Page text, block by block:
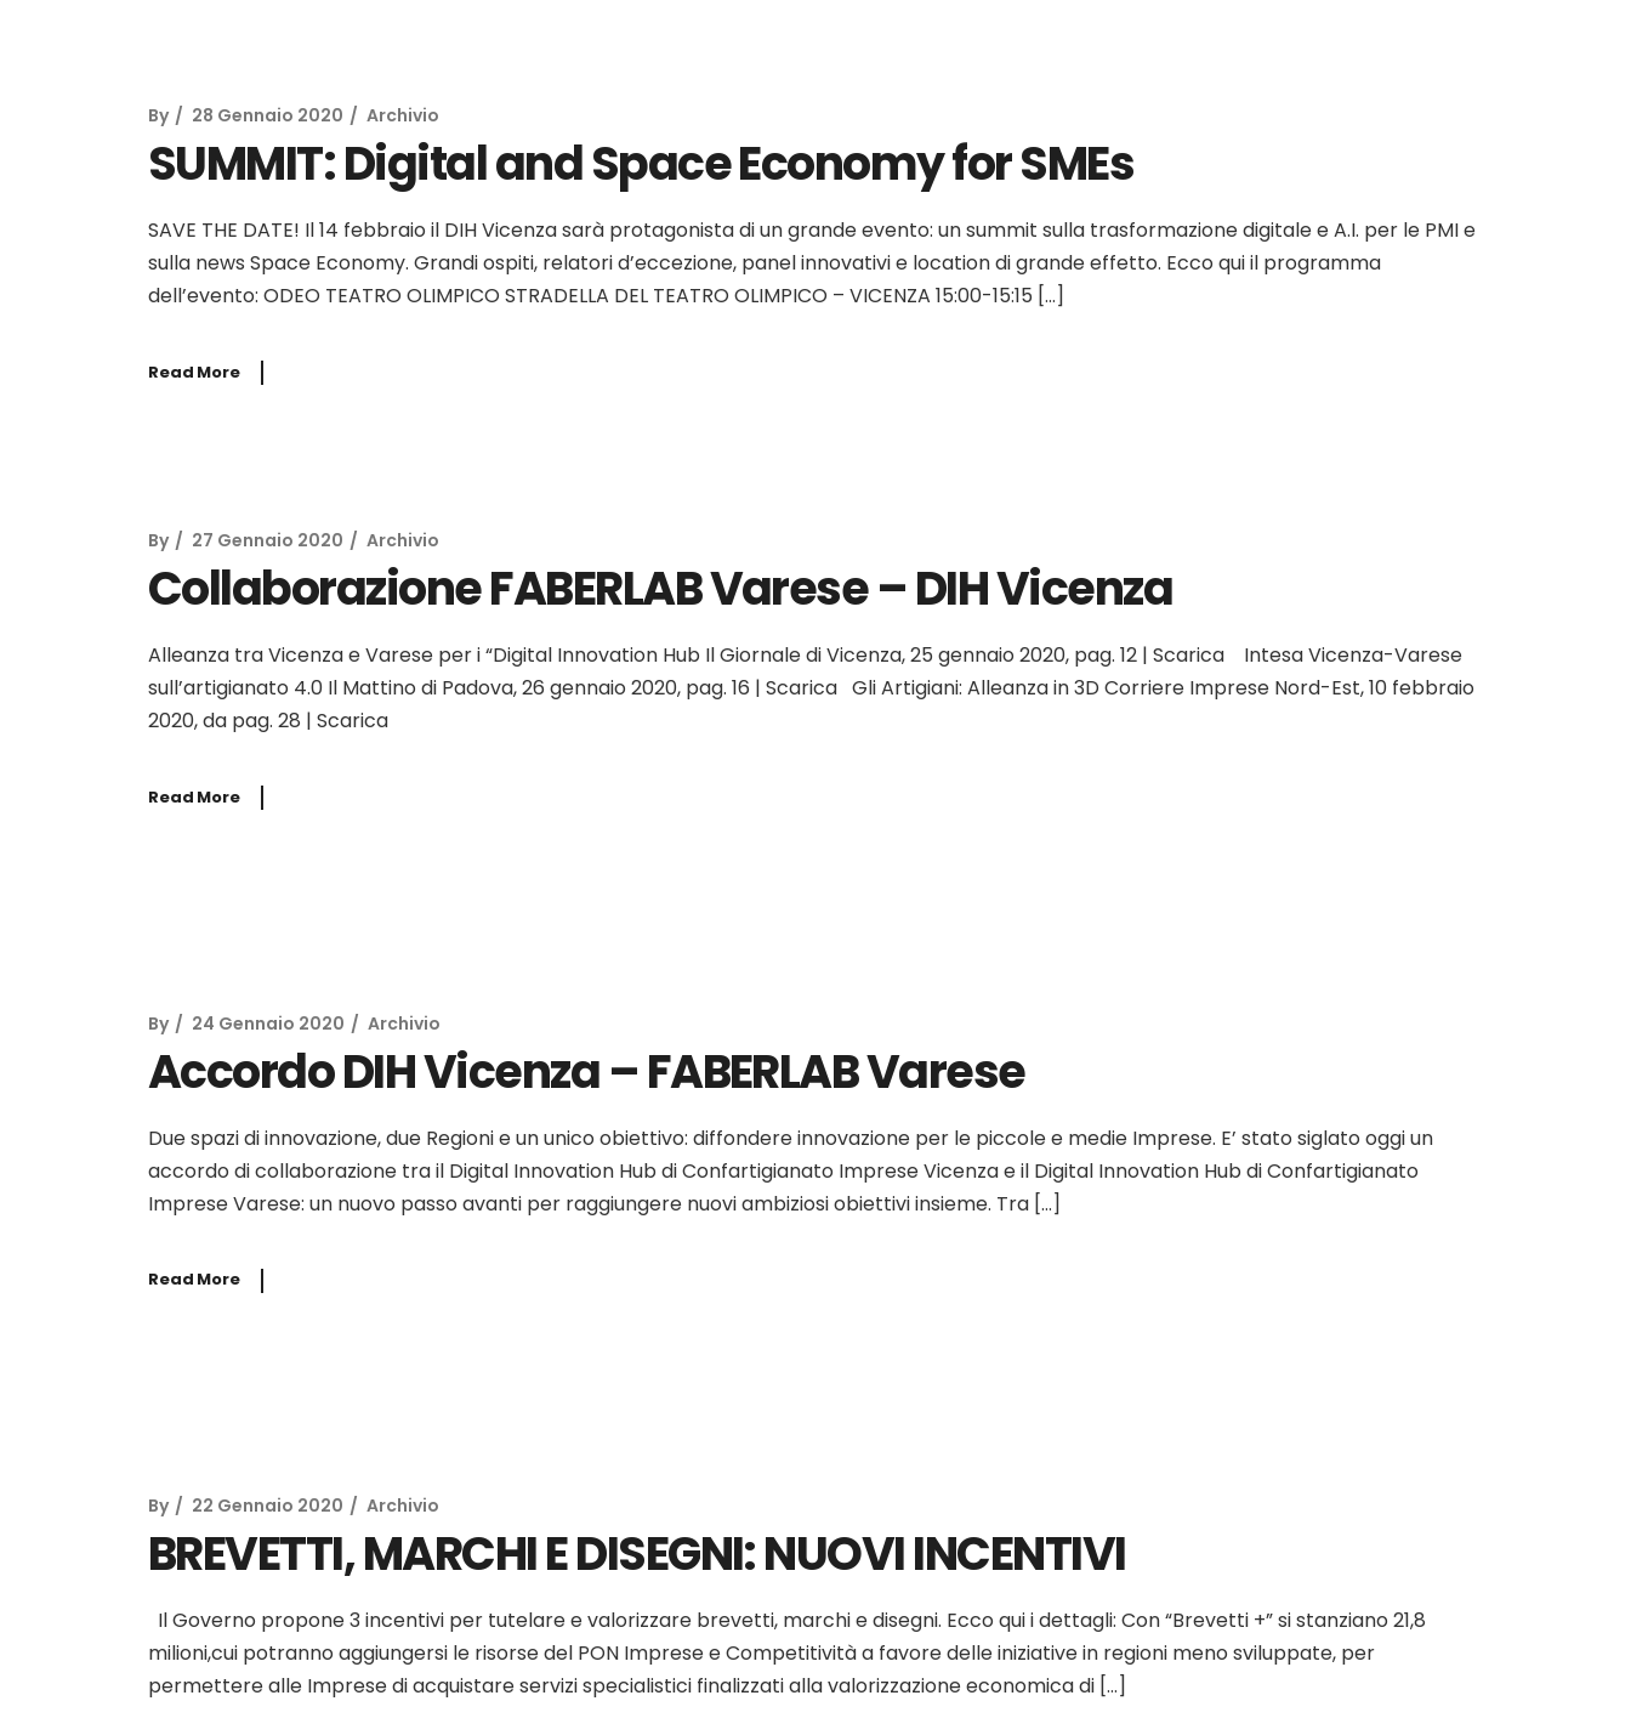
By 28 Gennaio 2020 Archivio
SUMMIT: Digital and Space Economy for SMEs
SAVE THE DATE! Il 14 febbraio il DIH Vicenza sarà protagonista di un grande evento: un summit sulla trasformazione digitale e A.I. per le PMI e
sulla news Space Economy. Grandi ospiti, relatori d’eccezione, panel innovativi e location di grande effetto. Ecco qui il programma
dell’evento: ODEO TEATRO OLIMPICO STRADELLA DEL TEATRO OLIMPICO – VICENZA 15:00-15:15 […]
Read More
By 27 Gennaio 2020 Archivio
Collaborazione FABERLAB Varese – DIH Vicenza
Alleanza tra Vicenza e Varese per i “Digital Innovation Hub Il Giornale di Vicenza, 25 gennaio 2020, pag. 12 | Scarica Intesa Vicenza-Varese
sull’artigianato 4.0 Il Mattino di Padova, 26 gennaio 2020, pag. 16 | Scarica Gli Artigiani: Alleanza in 3D Corriere Imprese Nord-Est, 10 febbraio
2020, da pag. 28 | Scarica
Read More
By 24 Gennaio 2020 Archivio
Accordo DIH Vicenza – FABERLAB Varese
Due spazi di innovazione, due Regioni e un unico obiettivo: diffondere innovazione per le piccole e medie Imprese. E’ stato siglato oggi un
accordo di collaborazione tra il Digital Innovation Hub di Confartigianato Imprese Vicenza e il Digital Innovation Hub di Confartigianato
Imprese Varese: un nuovo passo avanti per raggiungere nuovi ambiziosi obiettivi insieme. Tra […]
Read More
By 22 Gennaio 2020 Archivio
BREVETTI, MARCHI E DISEGNI: NUOVI INCENTIVI
Il Governo propone 3 incentivi per tutelare e valorizzare brevetti, marchi e disegni. Ecco qui i dettagli: Con “Brevetti +” si stanziano 21,8
milioni,cui potranno aggiungersi le risorse del PON Imprese e Competitività a favore delle iniziative in regioni meno sviluppate, per
permettere alle Imprese di acquistare servizi specialistici finalizzati alla valorizzazione economica di […]